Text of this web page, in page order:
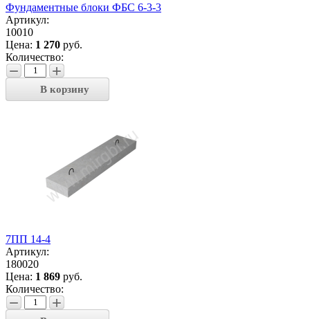
Фундаментные блоки ФБС 6-3-3
Артикул:
10010
Цена: 1 270 руб.
Количество:
− +
В корзину
7ПП 14-4
Артикул:
180020
Цена: 1 869 руб.
Количество:
− +